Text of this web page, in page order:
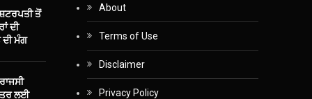
ਤੋਂ
ਦੀ
ਮੰਗ
ਲਈ
About
Terms of Use
Disclaimer
Privacy Policy